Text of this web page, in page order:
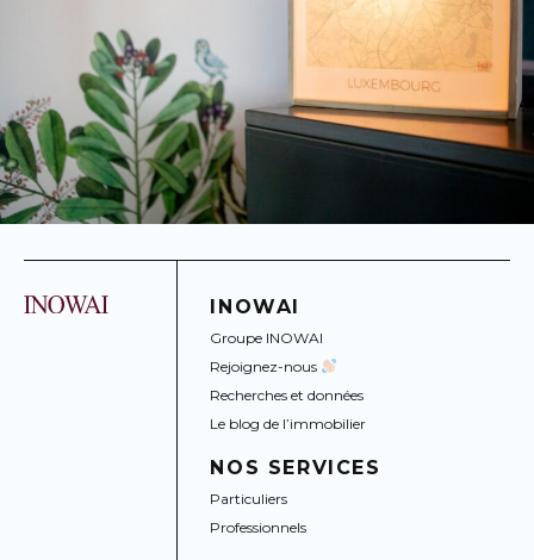
INOWAI
Groupe INOWAI
Rejoignez-nous
Recherches et données
Le blog de l’immobilier
NOS SERVICES
Particuliers
Professionnels